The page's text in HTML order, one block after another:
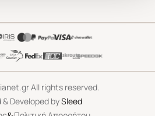
All rights reserved.
& Developed bySleed